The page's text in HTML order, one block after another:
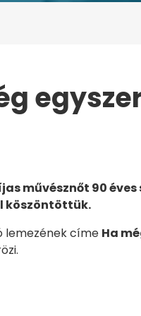
művésznőt 90 éves
köszöntöttük.
lemezének címe Ha